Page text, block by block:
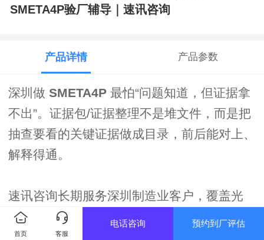
SMETA4P验厂辅导｜速讯咨询
产品详情 产品参数
深圳做 SMETA4P 最怕“问题知道，但证据拿
不出”。证据包/证据整理不是堆文件，而是把
抽查要看的关键证据做成目录，前后能对上、
解释得通。
速讯咨询长期服务深圳制造业客户，覆盖光
明、龙华、南山及周边，提供
深圳SMETA4P
评估整改证据包
首页 客服
电话咨询 预约到厂评估